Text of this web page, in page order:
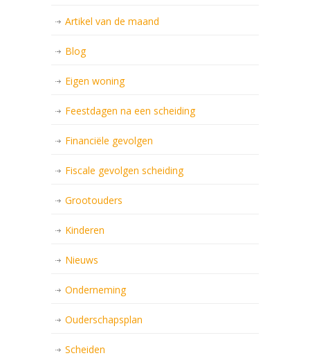
Artikel van de maand
Blog
Eigen woning
Feestdagen na een scheiding
Financiële gevolgen
Fiscale gevolgen scheiding
Grootouders
Kinderen
Nieuws
Onderneming
Ouderschapsplan
Scheiden